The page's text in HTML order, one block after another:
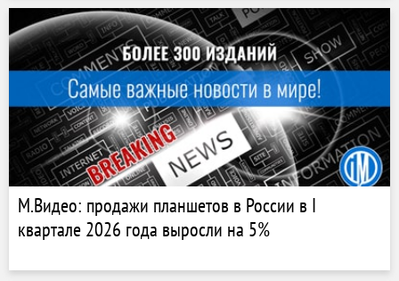
М.Видео: продажи планшетов в России в I
квартале 2026 года выросли на 5%